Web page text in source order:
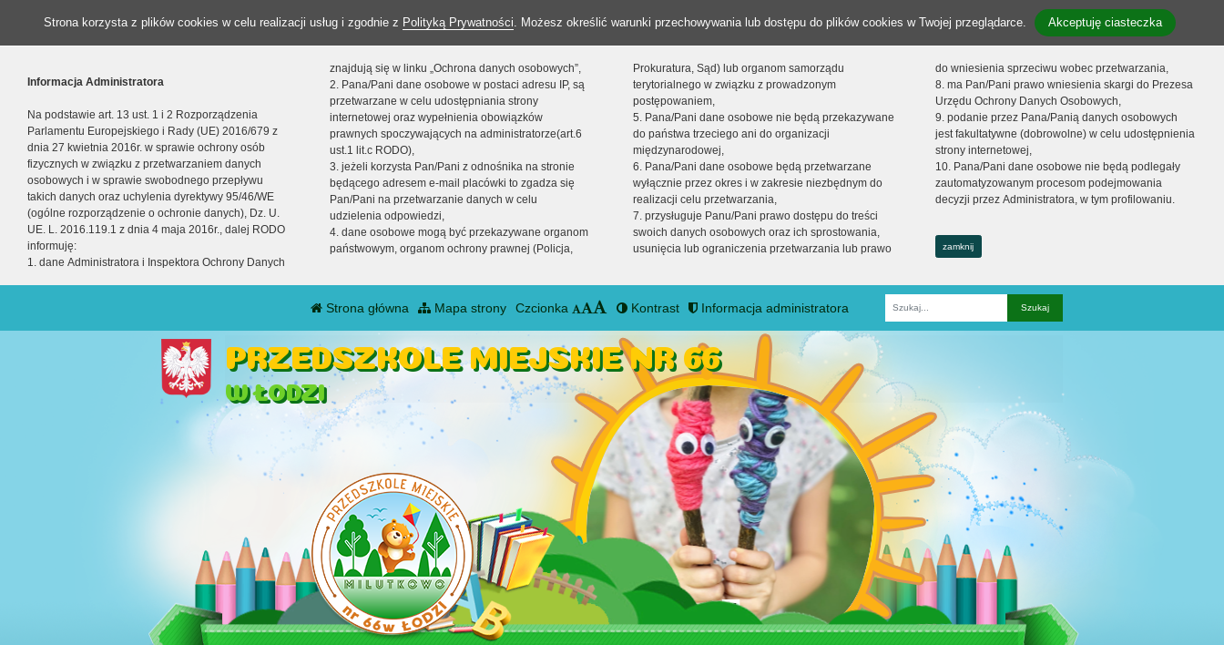
Strona korzysta z plików cookies w celu realizacji usług i zgodnie z Polityką Prywatności. Możesz określić warunki przechowywania lub dostępu do plików cookies w Twojej przeglądarce. Akceptuję ciasteczka
Informacja Administratora
Na podstawie art. 13 ust. 1 i 2 Rozporządzenia
Parlamentu Europejskiego i Rady (UE) 2016/679 z
dnia 27 kwietnia 2016r. w sprawie ochrony osób
fizycznych w związku z przetwarzaniem danych
osobowych i w sprawie swobodnego przepływu
takich danych oraz uchylenia dyrektywy 95/46/WE
(ogólne rozporządzenie o ochronie danych), Dz. U.
UE. L. 2016.119.1 z dnia 4 maja 2016r., dalej RODO
informuję:
1. dane Administratora i Inspektora Ochrony Danych
znajdują się w linku „Ochrona danych osobowych”,
2. Pana/Pani dane osobowe w postaci adresu IP, są
przetwarzane w celu udostępniania strony
internetowej oraz wypełnienia obowiązków
prawnych spoczywających na administratorze(art.6
ust.1 lit.c RODO),
3. jeżeli korzysta Pan/Pani z odnośnika na stronie
będącego adresem e-mail placówki to zgadza się
Pan/Pani na przetwarzanie danych w celu
udzielenia odpowiedzi,
4. dane osobowe mogą być przekazywane organom
państwowym, organom ochrony prawnej (Policja,
Prokuratura, Sąd) lub organom samorządu
terytorialnego w związku z prowadzonym
postępowaniem,
5. Pana/Pani dane osobowe nie będą przekazywane
do państwa trzeciego ani do organizacji
międzynarodowej,
6. Pana/Pani dane osobowe będą przetwarzane
wyłącznie przez okres i w zakresie niezbędnym do
realizacji celu przetwarzania,
7. przysługuje Panu/Pani prawo dostępu do treści
swoich danych osobowych oraz ich sprostowania,
usunięcia lub ograniczenia przetwarzania lub prawo
do wniesienia sprzeciwu wobec przetwarzania,
8. ma Pan/Pani prawo wniesienia skargi do Prezesa
Urzędu Ochrony Danych Osobowych,
9. podanie przez Pana/Panią danych osobowych
jest fakultatywne (dobrowolne) w celu udostępnienia
strony internetowej,
10. Pana/Pani dane osobowe nie będą podlegały
zautomatyzowanym procesom podejmowania
decyzji przez Administratora, w tym profilowaniu.
zamknij
Strona główna Mapa strony Czcionka Kontrast Informacja administratora
Fraza
PRZEDSZKOLE MIEJSKIE NR 66
W ŁODZI